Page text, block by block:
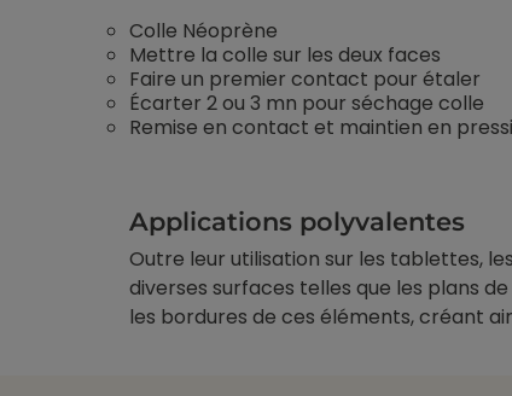
Colle Néoprène
Mettre la colle sur les deux faces
Faire un premier contact pour étaler
Écarter 2 ou 3 mn pour séchage colle
Remise en contact et maintien en
Applications polyvalentes
Outre leur utilisation sur les tablettes,
diverses surfaces telles que les plans
les bordures de ces éléments, créant